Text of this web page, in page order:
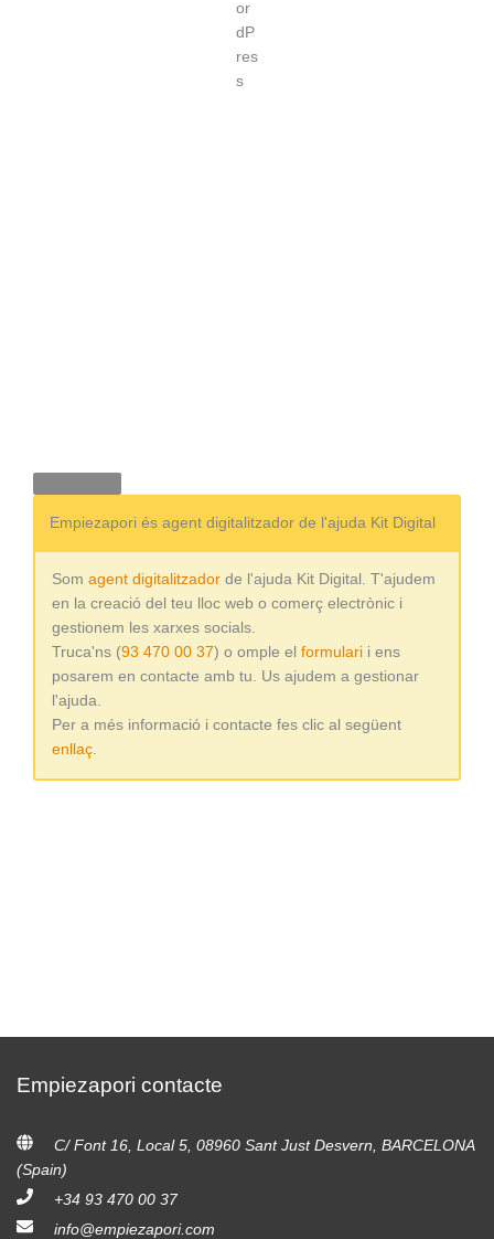
Empiezapori és agent digitalitzador de l'ajuda Kit Digital
Som agent digitalitzador de l'ajuda Kit Digital. T'ajudem
en la creació del teu lloc web o comerç electrònic i
gestionem les xarxes socials.
Truca'ns (93 470 00 37) o omple el formulari i ens
posarem en contacte amb tu. Us ajudem a gestionar
l'ajuda.
Per a més informació i contacte fes clic al següent
enllaç
Empiezapori contacte
C/ Font 16, Local 5, 08960 Sant Just Desvern, BARCELONA
(Spain)
+34 93 470 00 37
info@empiezapori.com